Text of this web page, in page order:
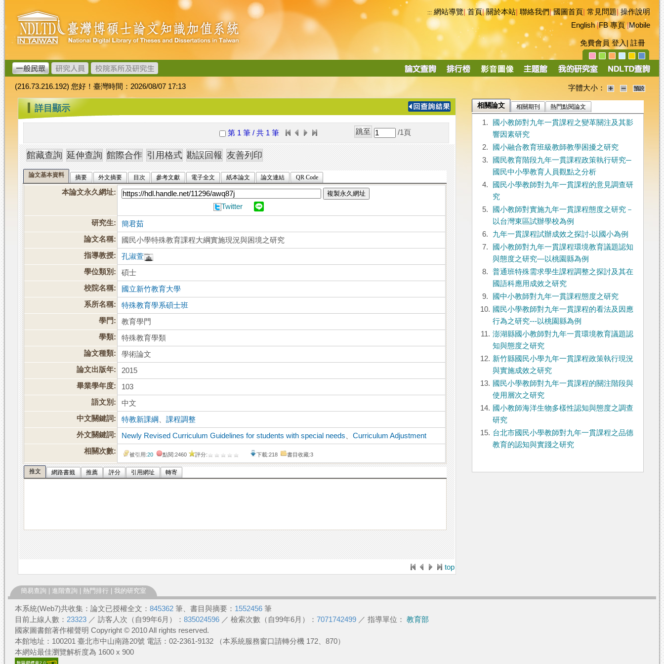
跳
到
主
要
內
容
臺
灣
博
碩
士
論
文
加
值
系
統
::: 網站導覽|首頁|關於本站 聯絡我們|國圖首頁 常見問題|操作說明
English|FB 專頁|Mobile
免費會員 登入 註冊
導
(216.73.216.192) 您好！臺灣時間：2026/08/07 17:13 字體大小：
::: 詳目顯示
第 1 筆 / 共 1 筆 /1 頁
論文基本資料 摘要 外文摘要 目次 參考文獻 電子全文 紙本論文 論文連結 QR Code
本論文永久網址: 複製永久網址
Twitter
研究生:
簡君茹
論文名稱:
國民小學特殊教育課程大綱實施現況與困境之研究
指導教授:
孔淑萱
學位類別:
碩士
校院名稱:
國立新竹教育大學
系所名稱:
特殊教育學系碩士班
學門:
教育學門
學類:
特殊教育學類
論文種類:
學術論文
論文出版年:
2015
畢業學年度:
103
語文別:
中文
中文關鍵詞:
特教新課綱 、課程調整
外文關鍵詞:
Newly Revised Curriculum Guidelines for students with special needs 、Curriculum Adjustment
相關次數:
被引用:20 點閱:2460 評分: 下載:218 書目收藏:3
推文 網路書籤 推薦 評分 引用網址 轉寄
top
相關論文 相關期刊 熱門點閱論文
1.
國小教師對九年一貫課程之變革關注及其影
響因素研究
2.
國小融合教育班級教師教學困擾之研究
3.
國民教育階段九年一貫課程政策執行研究─
國民中小學教育人員觀點之分析
4.
國民小學教師對九年一貫課程的意見調查研
究
5.
國小教師對實施九年一貫課程態度之研究－
以台灣東區試辦學校為例
6.
九年一貫課程試辦成效之探討-以國小為例
7.
國小教師對九年一貫課程環境教育議題認知
與態度之研究—以桃園縣為例
8.
普通班特殊需求學生課程調整之探討及其在
國語科應用成效之研究
9.
國中小教師對九年一貫課程態度之研究
10. 國民小學教師對九年一貫課程的看法及因應
行為之研究---以桃園縣為例
11. 澎湖縣國小教師對九年一貫環境教育議題認
知與態度之研究
12. 新竹縣國民小學九年一貫課程政策執行現況
與實施成效之研究
13. 國民小學教師對九年一貫課程的關注階段與
使用層次之研究
14. 國小教師海洋生物多樣性認知與態度之調查
研究
15. 台北市國民小學教師對九年一貫課程之品德
教育的認知與實踐之研究
簡易查詢 進階查詢 熱門排行 我的研究室
本系統(Web7)共收集：論文已授權全文： 845362 筆、書目與摘要： 1552456 筆
目前上線人數： 23323 ／ 訪客人次（自99年6月）： 835024596 ／ 檢索次數（自99年6月）： 7071742499 ／ 指導單位： 教育部
國家圖書館著作權聲明 Copyright © 2010 All rights reserved.
本館地址：100201 臺北市中山南路20號 電話：02-2361-9132 （本系統服務窗口請轉分機 172、870）
本網站最佳瀏覽解析度為 1600 x 900